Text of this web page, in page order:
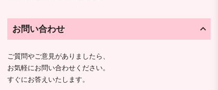
お問い合わせ
ご質問やご意見がありましたら、
お気軽にお問い合わせください。
すぐにお答えいたします。